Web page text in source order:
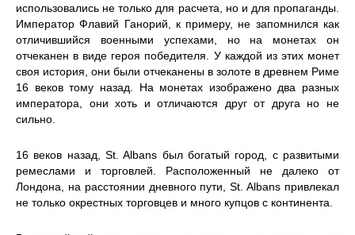
использовались не только для расчета, но и для пропаганды.
Император Флавий Ганорий, к примеру, не запомнился как
отличившийся военными успехами, но на монетах он
отчеканен в виде героя победителя. У каждой из этих монет
своя история, они были отчеканены в золоте в древнем Риме
16 веков тому назад. На монетах изображено два разных
императора, они хоть и отличаются друг от друга но не
сильно.
16 веков назад, St. Albans был богатый город, с развитыми
ремеслами и торговлей. Расположенный не далеко от
Лондона, на расстоянии дневного пути, St. Albans привлекал
не только окрестных торговцев и много купцов с континента.